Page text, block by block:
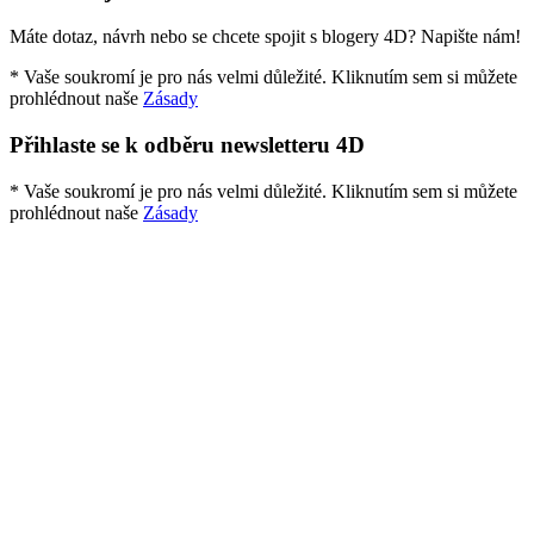
Máte dotaz, návrh nebo se chcete spojit s blogery 4D? Napište nám!
* Vaše soukromí je pro nás velmi důležité. Kliknutím sem si můžete
prohlédnout naše Zásady
Přihlaste se k odběru newsletteru 4D
* Vaše soukromí je pro nás velmi důležité. Kliknutím sem si můžete
prohlédnout naše Zásady